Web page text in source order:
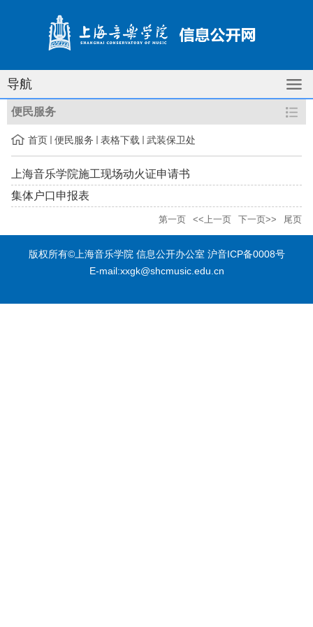
导航
便民服务
首页 便民服务 表格下载 武装保卫处
上海音乐学院施工现场动火证申请书
集体户口申报表
第一页 <<上一页 下一页>> 尾页
版权所有©上海音乐学院 信息公开办公室 沪音ICP备0008号
E-mail:xxgk@shcmusic.edu.cn